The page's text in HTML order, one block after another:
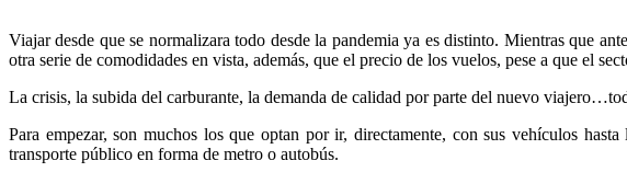
Viajar desde que se normalizara todo desde la pandemia ya es distinto. Mientras que
otra serie de comodidades en vista, además, que el precio de los vuelos, pese a que el
La crisis, la subida del carburante, la demanda de calidad por parte del nuevo
Para empezar, son muchos los que optan por ir, directamente, con sus vehículos
transporte público en forma de metro o autobús.